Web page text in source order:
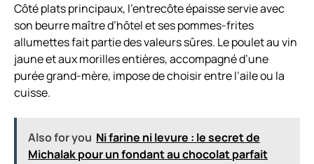
Côté plats principaux, l’entrecôte épaisse servie avec
son beurre maître d’hôtel et ses pommes-frites
allumettes fait partie des valeurs sûres. Le poulet au vin
jaune et aux morilles entières, accompagné d’une
purée grand-mère, impose de choisir entre l’aile ou la
cuisse.
Also for you Ni farine ni levure : le secret de
Michalak pour un fondant au chocolat parfait